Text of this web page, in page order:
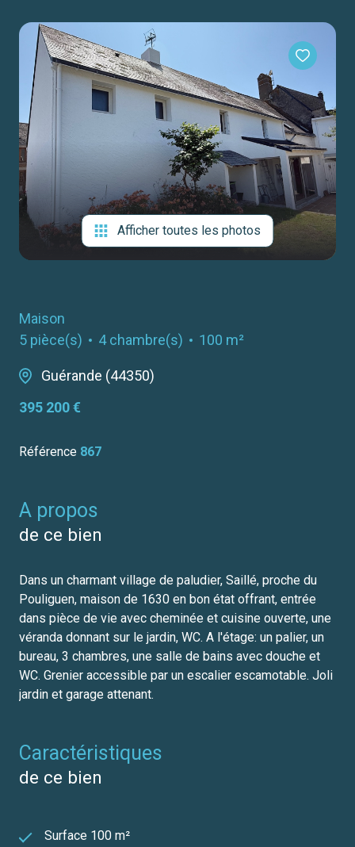
agence
contact
Afficher toutes les photos
Maison
5 pièce(s)
4 chambre(s) 100 m²
Guérande (44350)
395 200 €
Référence 867
a propos
de ce bien
Dans un charmant village de paludier, Saillé, proche du
Pouliguen, maison de 1630 en bon état offrant, entrée
dans pièce de vie avec cheminée et cuisine ouverte, une
véranda donnant sur le jardin, WC. A l'étage: un palier, un
bureau, 3 chambres, une salle de bains avec douche et
WC. Grenier accessible par un escalier escamotable. Joli
jardin et garage attenant.
caractéristiques
de ce bien
Surface 100 m²